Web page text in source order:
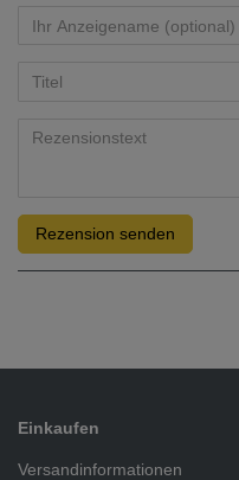
Rezension senden
Einkaufen
Versandinformationen